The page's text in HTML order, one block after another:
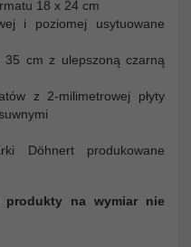
18 x 24 cm
i poziomej usytuowane
cm z ulepszoną czarną
z 2-milimetrowej płyty
Döhnert produkowane
produkty na wymiar nie